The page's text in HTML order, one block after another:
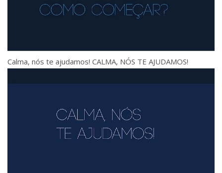
Calma, nós te ajudamos! CALMA, NÓS TE AJUDAMOS!